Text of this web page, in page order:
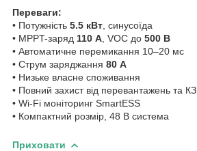
Переваги:
• Потужність 5.5 кВт , синусоїда
• MPPT-заряд 110 А , VOC до 500 В
• Автоматичне перемикання 10–20 мс
• Струм заряджання 80 А
• Низьке власне споживання
• Повний захист від перевантажень та КЗ
• Wi-Fi моніторинг SmartESS
• Компактний розмір, 48 В система
Приховати